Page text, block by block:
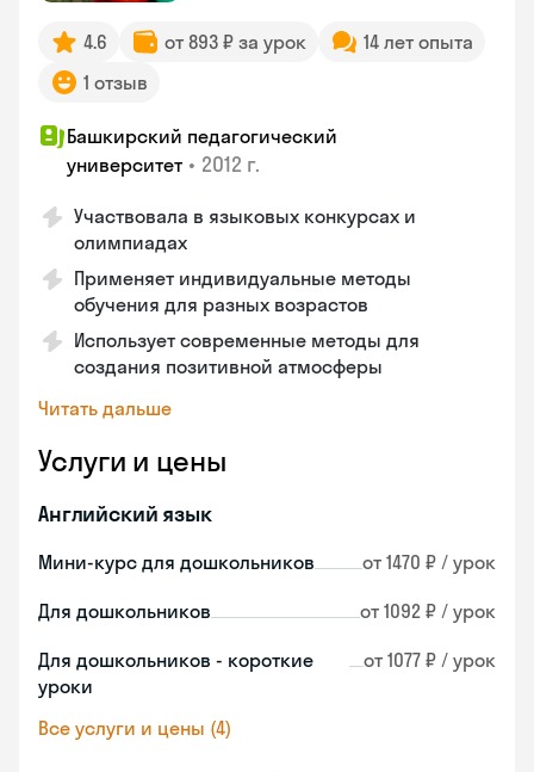
4.6 от 893 ₽ за урок
14 лет опыта
1 отзыв
Башкирский педагогический
университет • 2012 г.
Участвовала в языковых конкурсах и
олимпиадах
Применяет индивидуальные методы
обучения для разных возрастов
Использует современные методы для
создания позитивной атмосферы
Читать дальше
Услуги и цены
Английский язык
Мини-курс для дошкольников от 1470 ₽ / урок
Для дошкольников от 1092 ₽ / урок
Для дошкольников - короткие
уроки
от 1077 ₽ / урок
Все услуги и цены (4)